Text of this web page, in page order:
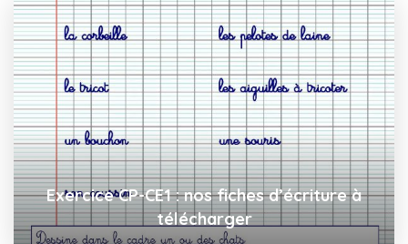
Exercice CP-CE1 : nos fiches d’écriture à
télécharger